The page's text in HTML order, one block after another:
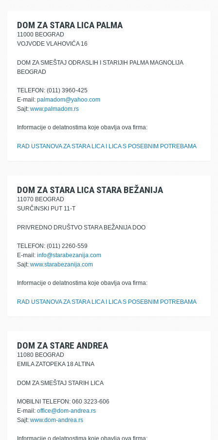
DOM ZA STARA LICA PALMA
11000 BEOGRAD
VOJVODE VLAHOVIĆA 16
DOM ZA SMEŠTAJ ODRASLIH I STARIJIH PALMA MAGNOLIJA
BEOGRAD
TELEFON: (011) 3960-425
E-mail: palmadom@yahoo.com
Sajt: www.palmadom.rs
Informacije o delatnostima koje obavlja ova firma:
RAD USTANOVA ZA STARA LICA I LICA S POSEBNIM POTREBAMA
DOM ZA STARA LICA STARA BEŽANIJA
11070 BEOGRAD
SURČINSKI PUT 11-T
PRIVREDNO DRUŠTVO STARA BEŽANIJA DOO
TELEFON: (011) 2260-559
E-mail: info@starabezanija.com
Sajt: www.starabezanija.com
Informacije o delatnostima koje obavlja ova firma:
RAD USTANOVA ZA STARA LICA I LICA S POSEBNIM POTREBAMA
DOM ZA STARE ANDREA
11080 BEOGRAD
EMILA ZATOPEKA 18 ALTINA
DOM ZA SMEŠTAJ STARIH LICA
MOBILNI TELEFON: 060 3223-606
E-mail: office@dom-andrea.rs
Sajt: www.dom-andrea.rs
Informacije o delatnostima koje obavlja ova firma: